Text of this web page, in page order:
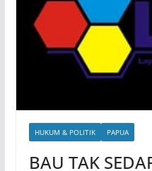
HUKUM & POLITIK PAPUA
BAU TAK